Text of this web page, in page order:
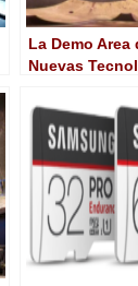
La Demo
Nuevas